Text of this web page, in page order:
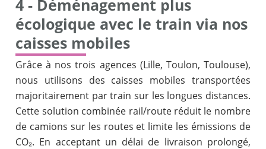
4 - Déménagement plus
écologique avec le train via nos
caisses mobiles
Grâce à nos trois agences (Lille, Toulon, Toulouse),
nous utilisons des caisses mobiles transportées
majoritairement par train sur les longues distances.
Cette solution combinée rail/route réduit le nombre
de camions sur les routes et limite les émissions de
CO₂. En acceptant un délai de livraison prolongé,